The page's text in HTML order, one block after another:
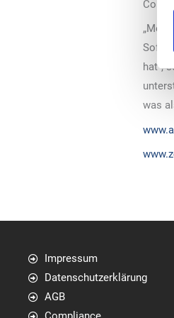
hat“,
was
Impressum
Datenschutzerklärung
AGB